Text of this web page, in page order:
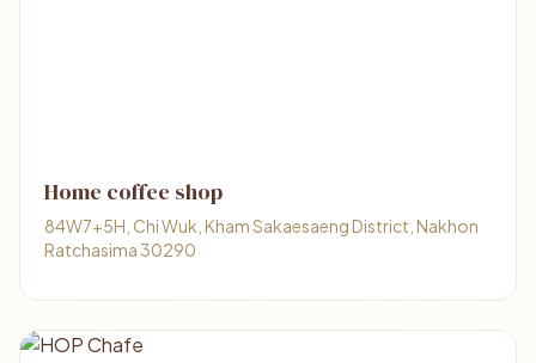
Home coffee shop
84W7+5H, Chi Wuk, Kham Sakaesaeng District, Nakhon
Ratchasima 30290